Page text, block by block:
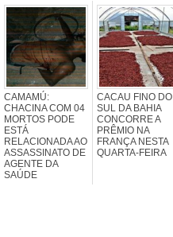
CAMAMÚ:
CHACINA COM 04
MORTOS PODE
ESTÁ
RELACIONADA AO
ASSASSINATO DE
AGENTE DA
SAÚDE
CACAU FINO DO
SUL DA BAHIA
CONCORRE A
PRÊMIO NA
FRANÇA NESTA
QUARTA-FEIRA